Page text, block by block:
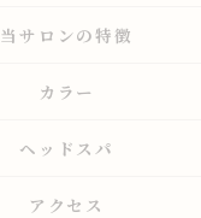
当サロンの特徴
カラー
ヘッドスパ
アクセス